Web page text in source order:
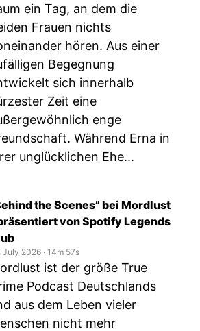
ein Tag, an dem die
Frauen nichts
hören. Aus einer
Begegnung
sich innerhalb
Zeit eine
enge
Während Erna in
unglücklichen Ehe...
the Scenes” bei Mordlust
von Spotify Legends
July 2026 ‧ 14m 57s
ist der größe True
Podcast Deutschlands
aus dem Leben vieler
nicht mehr